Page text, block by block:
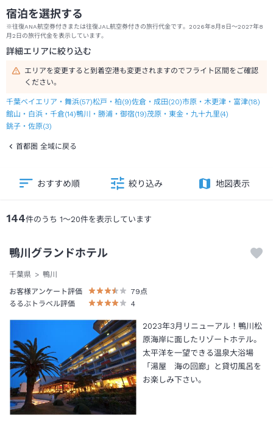
宿泊を選択する
※往復ANA航空券付きまたは往復JAL航空券付きの旅行代金です。2026年8月8日～2027年8
月2日の旅行代金を表示しています。
詳細エリアに絞り込む
エリアを変更すると到着空港も変更されますのでフライト区間をご確認
ください。
千葉ベイエリア・舞浜(57)松戸・柏(9)佐倉・成田(20)市原・木更津・富津(18)
館山・白浜・千倉(14)鴨川・勝浦・御宿(19)茂原・東金・九十九里(4)
銚子・佐原(3)
首都圏 全域に戻る
144件のうち 1～20件を表示しています
おすすめ順 絞り込み 地図表示
鴨川グランドホテル
千葉県
鴨川
お客様アンケート評価
79 点
るるぶトラベル評価
4
2023年3月リニューアル！鴨川松
原海岸に面したリゾートホテル。
太平洋を一望できる温泉大浴場
「湯屋 海の回廊」と貸切風呂を
お楽しみ下さい。